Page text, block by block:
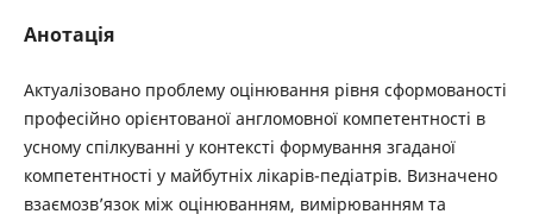
Анотація
Актуалізовано проблему оцінювання рівня сформованості
професійно орієнтованої англомовної компетентності в
усному спілкуванні у контексті формування згаданої
компетентності у майбутніх лікарів-педіатрів. Визначено
взаємозв’язок між оцінюванням, вимірюванням та